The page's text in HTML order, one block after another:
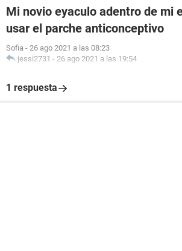
Mi novio eyaculo adentro de mi
usar el parche anticonceptivo
Sofia - 26 ago 2021 a las 08:23
jessi2731 - 26 ago 2021 a las 19:54
1 respuesta